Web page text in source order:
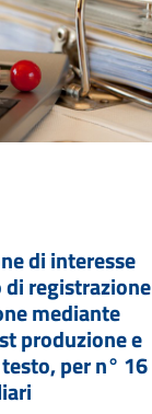
di interesse
registrazione
mediante
produzione e
per n° 16